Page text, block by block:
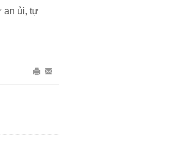
an ủi, tự
này